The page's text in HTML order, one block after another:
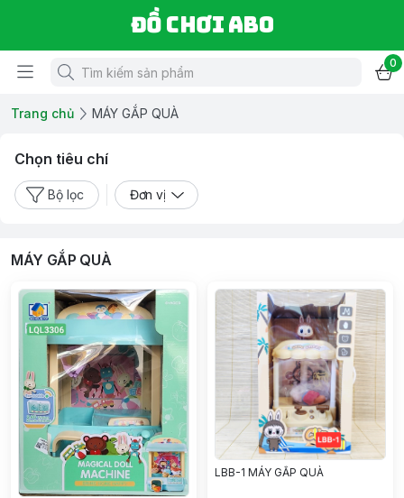
Đồ chơi ABO
0
Trang chủ MÁY GẮP QUÀ
Chọn tiêu chí
Bộ lọc Đơn vị
MÁY GẮP QUÀ
LBB-1 MÁY GẮP QUÀ